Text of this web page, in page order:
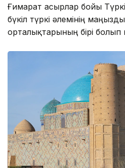
Ғимарат ғасырлар бойы
бүкіл түркі әлемінің
орталықтарының бірі болып